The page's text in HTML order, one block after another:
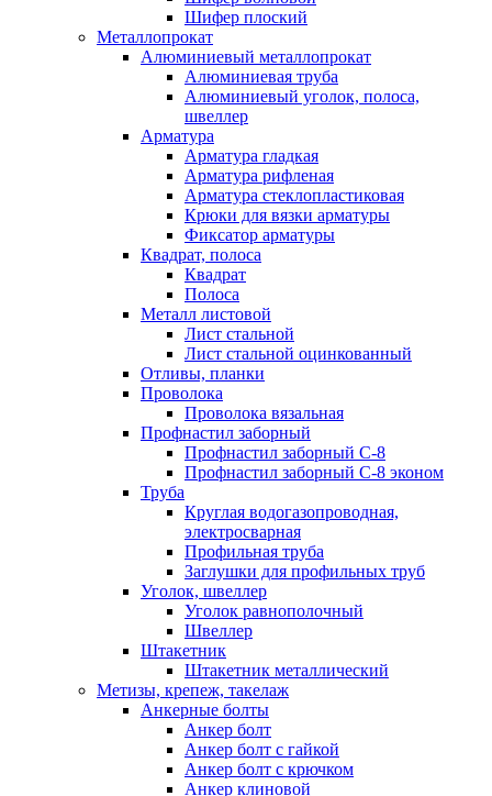
Шифер плоский
Металлопрокат
Алюминиевый металлопрокат
Алюминиевая труба
Алюминиевый уголок, полоса,
швеллер
Арматура
Арматура гладкая
Арматура рифленая
Арматура стеклопластиковая
Крюки для вязки арматуры
Фиксатор арматуры
Квадрат, полоса
Квадрат
Полоса
Металл листовой
Лист стальной
Лист стальной оцинкованный
Отливы, планки
Проволока
Проволока вязальная
Профнастил заборный
Профнастил заборный С-8
Профнастил заборный С-8 эконом
Труба
Круглая водогазопроводная,
электросварная
Профильная труба
Заглушки для профильных труб
Уголок, швеллер
Уголок равнополочный
Швеллер
Штакетник
Штакетник металлический
Метизы, крепеж, такелаж
Анкерные болты
Анкер болт
Анкер болт с гайкой
Анкер болт с крючком
Анкер клиновой